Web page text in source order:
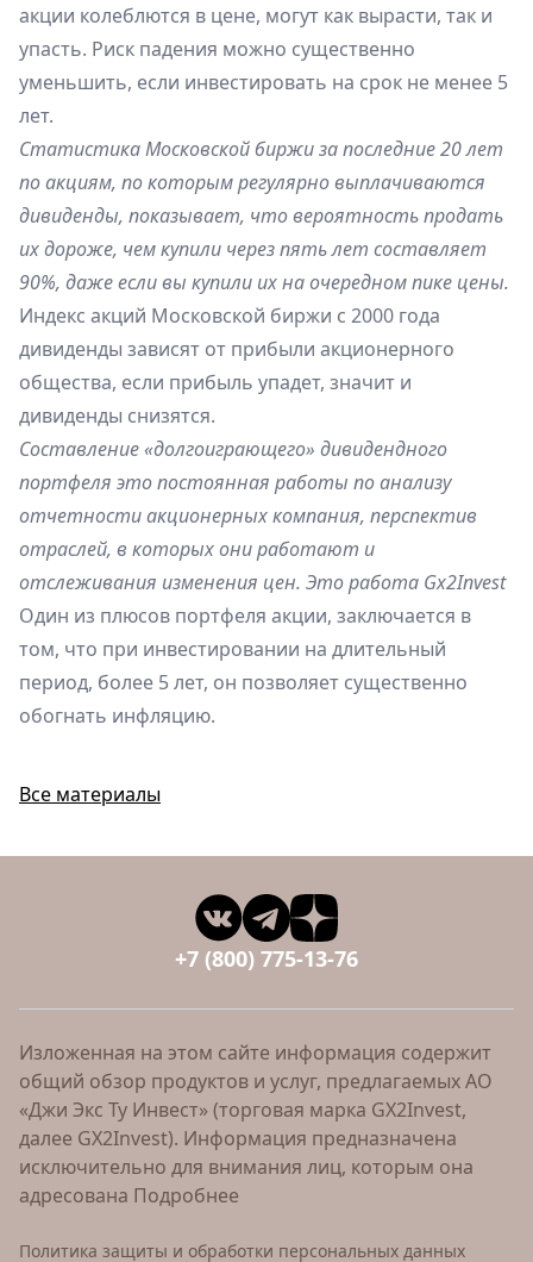
акции колеблются в цене, могут как вырасти, так и
упасть. Риск падения можно существенно
уменьшить, если инвестировать на срок не менее 5
лет.
Статистика Московской биржи за последние 20 лет
по акциям, по которым регулярно выплачиваются
дивиденды, показывает, что вероятность продать
их дороже, чем купили через пять лет составляет
90%, даже если вы купили их на очередном пике цены.
Индекс акций Московской биржи с 2000 года
дивиденды зависят от прибыли акционерного
общества, если прибыль упадет, значит и
дивиденды снизятся.
Составление «долгоиграющего» дивидендного
портфеля это постоянная работы по анализу
отчетности акционерных компания, перспектив
отраслей, в которых они работают и
отслеживания изменения цен. Это работа Gx2Invest
Один из плюсов портфеля акции, заключается в
том, что при инвестировании на длительный
период, более 5 лет, он позволяет существенно
обогнать инфляцию.
Все материалы
+7 (800) 775-13-76
Изложенная на этом сайте информация содержит
общий обзор продуктов и услуг, предлагаемых АО
«Джи Экс Ту Инвест» (торговая марка GX2Invest,
далее GX2Invest). Информация предназначена
исключительно для внимания лиц, которым она
адресована Подробнее
Политика защиты и обработки персональных данных